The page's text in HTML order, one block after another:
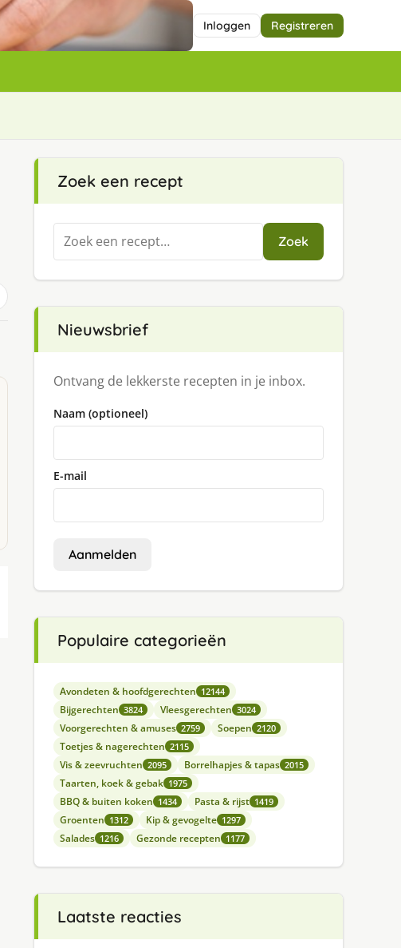
Inloggen Registreren
Zoek een recept
Zoeken
naar:
Zoek
Nieuwsbrief
Ontvang de lekkerste recepten in je inbox.
Naam (optioneel)
E-mail
Aanmelden
Populaire categorieën
Avondeten & hoofdgerechten 12144
Bijgerechten 3824 Vleesgerechten 3024
Voorgerechten & amuses 2759 Soepen 2120
Toetjes & nagerechten 2115
Vis & zeevruchten 2095 Borrelhapjes & tapas 2015
Taarten, koek & gebak 1975
BBQ & buiten koken 1434 Pasta & rijst 1419
Groenten 1312 Kip & gevogelte 1297
Salades 1216 Gezonde recepten 1177
Laatste reacties